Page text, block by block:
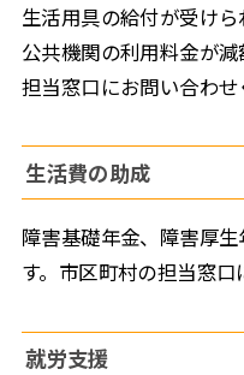
生活用具の給付が受けら
公共機関の利用料金が
担当窓口にお問い合わせ
生活費の助成
障害基礎年金、障害厚
す。市区町村の担当窓口
就労支援